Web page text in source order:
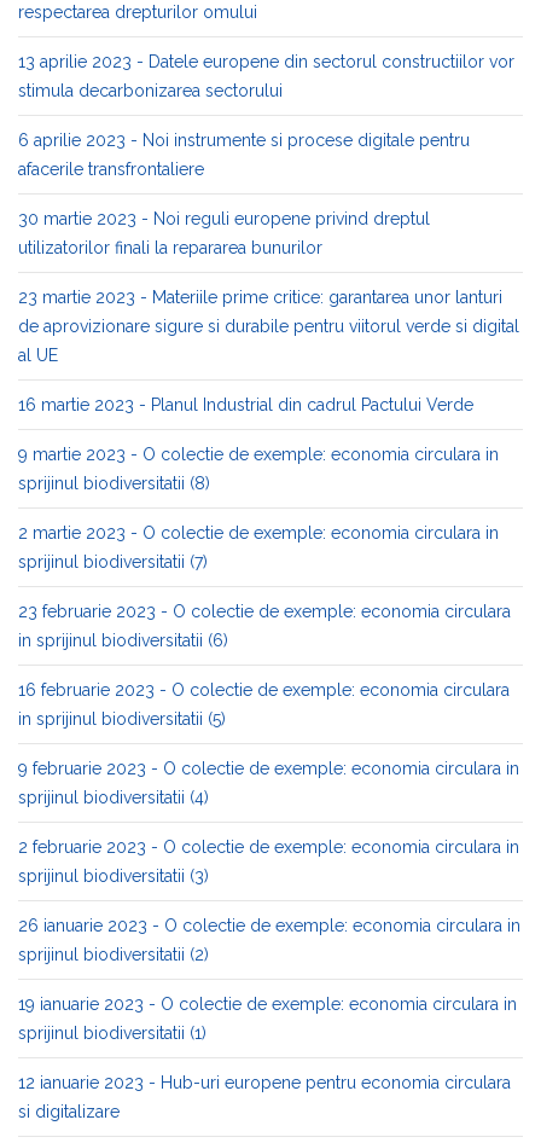
respectarea drepturilor omului
13 aprilie 2023 - Datele europene din sectorul constructiilor vor
stimula decarbonizarea sectorului
6 aprilie 2023 - Noi instrumente si procese digitale pentru
afacerile transfrontaliere
30 martie 2023 - Noi reguli europene privind dreptul
utilizatorilor finali la repararea bunurilor
23 martie 2023 - Materiile prime critice: garantarea unor lanturi
de aprovizionare sigure si durabile pentru viitorul verde si digital
al UE
16 martie 2023 - Planul Industrial din cadrul Pactului Verde
9 martie 2023 - O colectie de exemple: economia circulara in
sprijinul biodiversitatii (8)
2 martie 2023 - O colectie de exemple: economia circulara in
sprijinul biodiversitatii (7)
23 februarie 2023 - O colectie de exemple: economia circulara
in sprijinul biodiversitatii (6)
16 februarie 2023 - O colectie de exemple: economia circulara
in sprijinul biodiversitatii (5)
9 februarie 2023 - O colectie de exemple: economia circulara in
sprijinul biodiversitatii (4)
2 februarie 2023 - O colectie de exemple: economia circulara in
sprijinul biodiversitatii (3)
26 ianuarie 2023 - O colectie de exemple: economia circulara in
sprijinul biodiversitatii (2)
19 ianuarie 2023 - O colectie de exemple: economia circulara in
sprijinul biodiversitatii (1)
12 ianuarie 2023 - Hub-uri europene pentru economia circulara
si digitalizare